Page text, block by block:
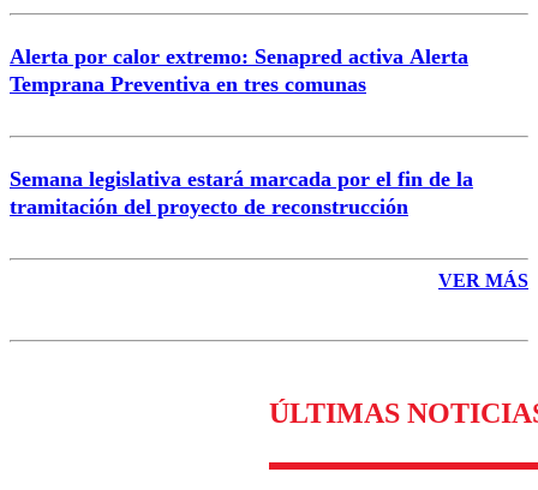
Alerta por calor extremo: Senapred activa Alerta
Temprana Preventiva en tres comunas
Semana legislativa estará marcada por el fin de la
tramitación del proyecto de reconstrucción
VER MÁS
ÚLTIMAS